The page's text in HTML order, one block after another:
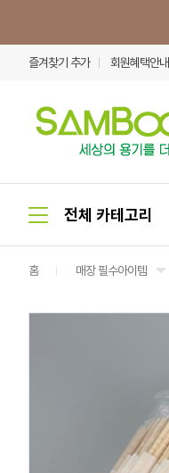
즐겨찾기 추가 회원혜택안내
홈 매장 필수아이템